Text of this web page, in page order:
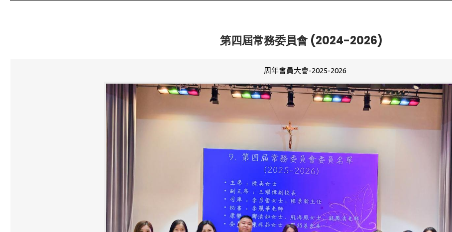
第四屆常務委員會 (2024-2026)
周年會員大會-2025-2026